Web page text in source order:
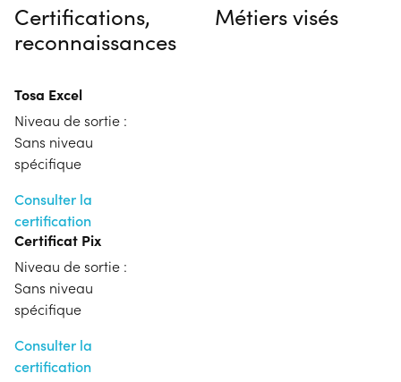
Certifications,
reconnaissances
Tosa Excel
Niveau de sortie :
Sans niveau
spécifique
Consulter la
certification
Certificat Pix
Niveau de sortie :
Sans niveau
spécifique
Consulter la
certification
Métiers visés